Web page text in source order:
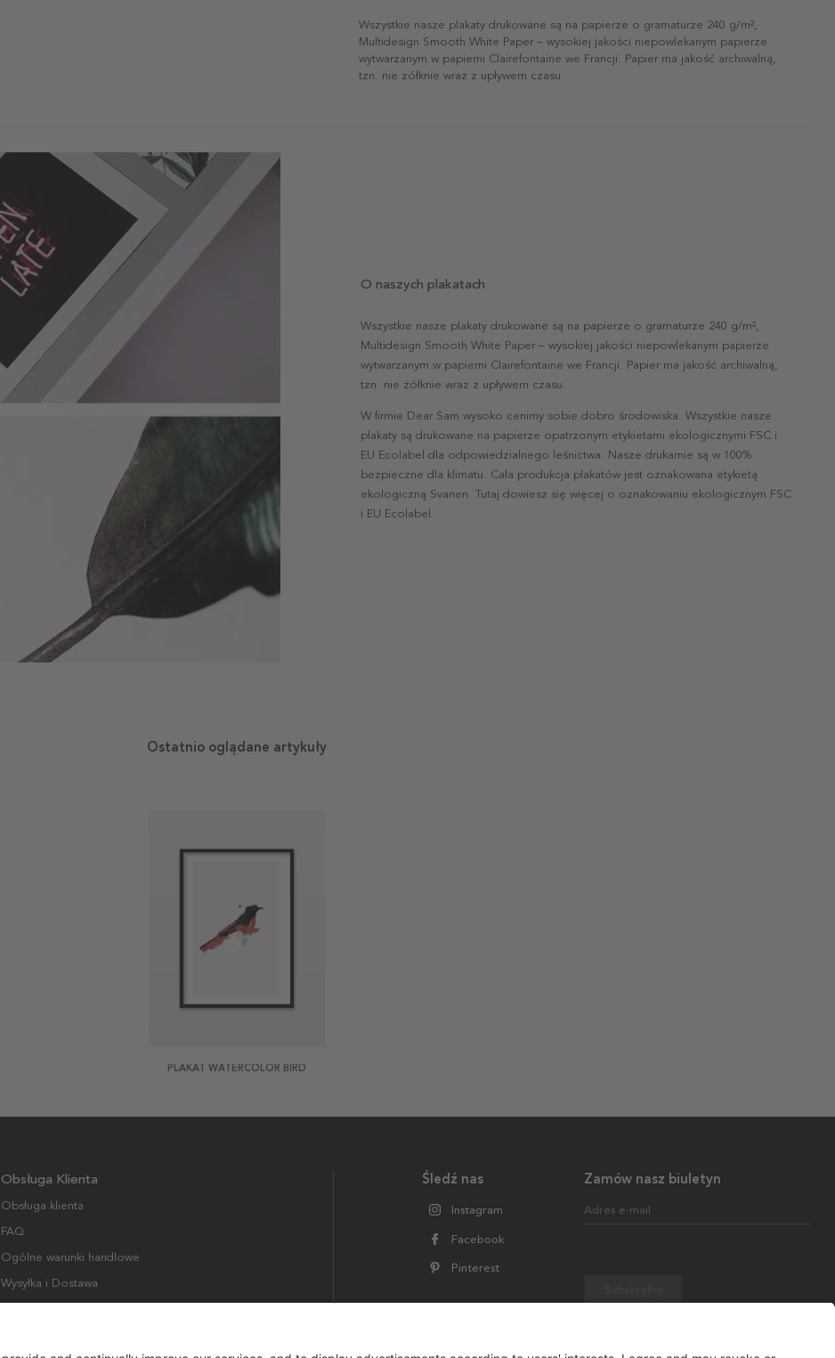
Wszystkie nasze plakaty drukowane są na papierze o gramaturze 240 g/m²,
Multidesign Smooth White Paper – wysokiej jakości niepowlekanym papierze
wytwarzanym w papierni Clairefontaine we Francji. Papier ma jakość archiwalną,
tzn. nie żółknie wraz z upływem czasu.
O naszych plakatach
Wszystkie nasze plakaty drukowane są na papierze o gramaturze 240 g/m²,
Multidesign Smooth White Paper – wysokiej jakości niepowlekanym papierze
wytwarzanym w papierni Clairefontaine we Francji. Papier ma jakość archiwalną,
tzn. nie żółknie wraz z upływem czasu.
W firmie Dear Sam wysoko cenimy sobie dobro środowiska. Wszystkie nasze
plakaty są drukowane na papierze opatrzonym etykietami ekologicznymi FSC i
EU Ecolabel dla odpowiedzialnego leśnictwa. Nasze drukarnie są w 100%
bezpieczne dla klimatu. Cała produkcja plakatów jest oznakowana etykietą
ekologiczną Svanen. Tutaj dowiesz się więcej o oznakowaniu ekologicznym FSC
i EU Ecolabel.
Ostatnio oglądane artykuły
PLAKAT WATERCOLOR BIRD
Zamów nasz biuletyn
Adres e-mail
Śledź nas
Instagram
Facebook
Pinterest
Obsługa Klienta
Obsługa klienta
FAQ
Ogólne warunki handlowe
Wysyłka i Dostawa